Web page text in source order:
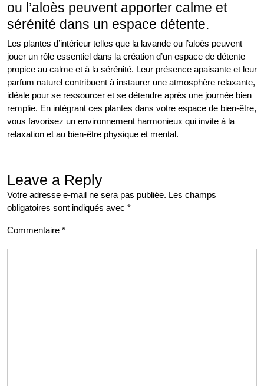
ou l’aloès peuvent apporter calme et
sérénité dans un espace détente.
Les plantes d’intérieur telles que la lavande ou l’aloès peuvent
jouer un rôle essentiel dans la création d’un espace de détente
propice au calme et à la sérénité. Leur présence apaisante et leur
parfum naturel contribuent à instaurer une atmosphère relaxante,
idéale pour se ressourcer et se détendre après une journée bien
remplie. En intégrant ces plantes dans votre espace de bien-être,
vous favorisez un environnement harmonieux qui invite à la
relaxation et au bien-être physique et mental.
Leave a Reply
Votre adresse e-mail ne sera pas publiée. Les champs
obligatoires sont indiqués avec *
Commentaire *